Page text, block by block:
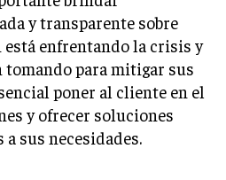
y transparente sobre
está enfrentando la crisis y
tomando para mitigar sus
poner al cliente en el
y ofrecer soluciones
sus necesidades.